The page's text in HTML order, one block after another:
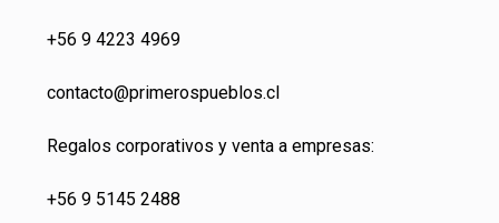
+56 9 4223 4969
contacto@primerospueblos.cl
Regalos corporativos y venta a empresas:
+56 9 5145 2488